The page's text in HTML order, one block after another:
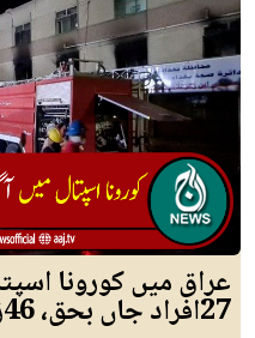
عراق میں کورونا
27افراد جاں بحق، 46زخمی